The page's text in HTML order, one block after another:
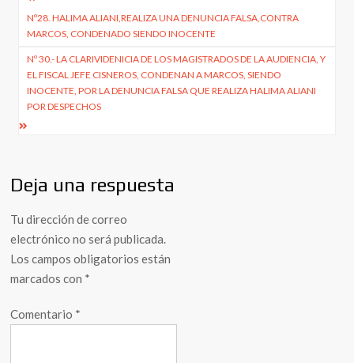
de
entradas
Nº28. HALIMA ALIANI,REALIZA UNA DENUNCIA FALSA,CONTRA
MARCOS, CONDENADO SIENDO INOCENTE
Nº 30.- LA CLARIVIDENICIA DE LOS MAGISTRADOS DE LA AUDIENCIA, Y
EL FISCAL JEFE CISNEROS, CONDENAN A MARCOS, SIENDO
INOCENTE, POR LA DENUNCIA FALSA QUE REALIZA HALIMA ALIANI
POR DESPECHOS
Deja una respuesta
Tu dirección de correo
electrónico no será publicada.
Los campos obligatorios están
marcados con *
Comentario *